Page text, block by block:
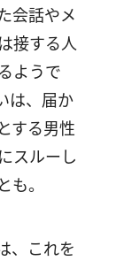
会話やメ
接する人
ようで
は、届か
する男性
スルーし
。
、これを